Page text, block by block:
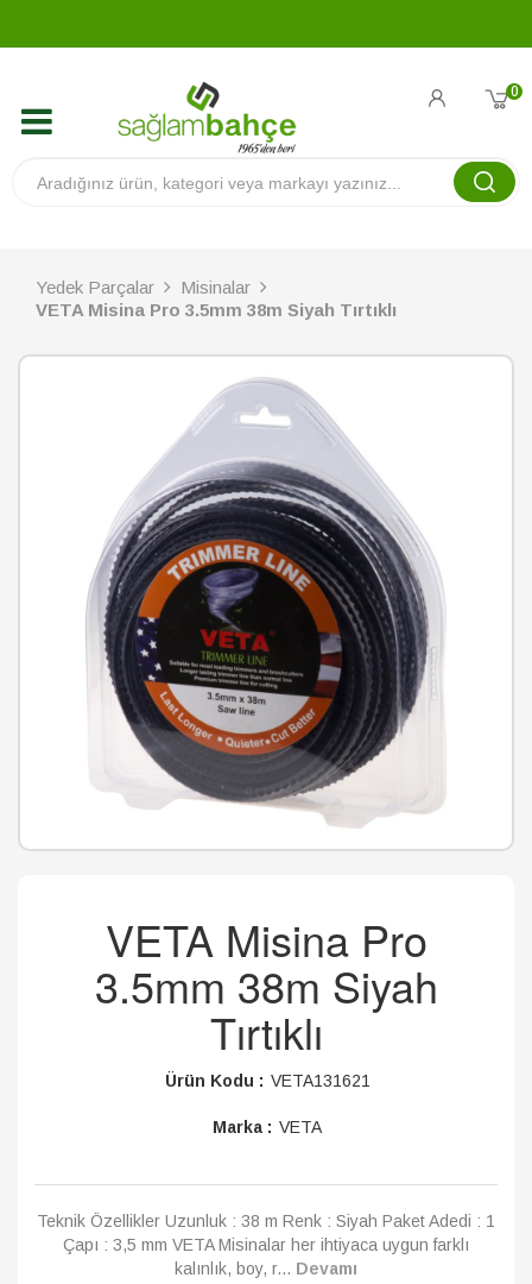
0
Yedek Parçalar
Misinalar
VETA Misina Pro 3.5mm 38m Siyah Tırtıklı
VETA Misina Pro
3.5mm 38m Siyah
Tırtıklı
Ürün Kodu : VETA131621
Marka : VETA
Teknik Özellikler Uzunluk : 38 m Renk : Siyah Paket Adedi : 1
Çapı : 3,5 mm VETA Misinalar her ihtiyaca uygun farklı
kalınlık, boy, r... Devamı